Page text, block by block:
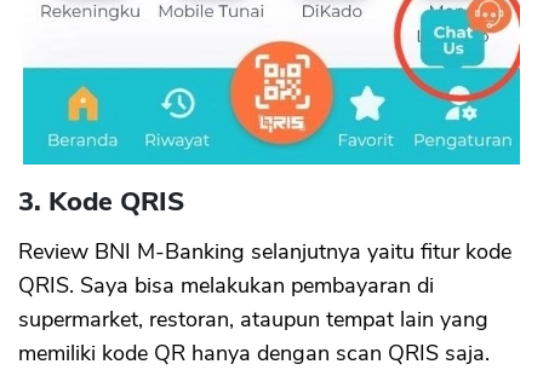
3. Kode QRIS
Review BNI M-Banking selanjutnya yaitu fitur kode
QRIS. Saya bisa melakukan pembayaran di
supermarket, restoran, ataupun tempat lain yang
memiliki kode QR hanya dengan scan QRIS saja.